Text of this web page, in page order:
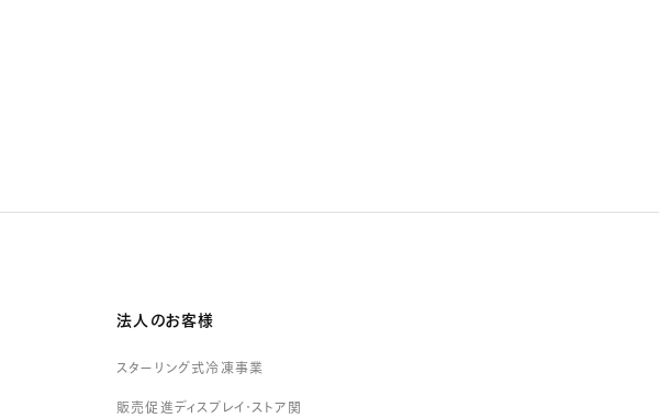
法人のお客様
スターリング式冷凍事業
販売促進ディスプレイ・ストア関